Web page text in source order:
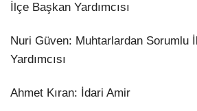
İlçe Başkan Yardımcısı
​Nuri Güven: Muhtarlardan Sorumlu
Yardımcısı
​Ahmet Kıran: İdari Amir